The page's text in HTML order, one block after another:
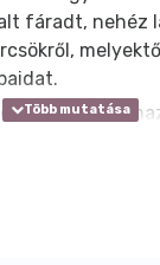
fáradt, nehéz
este is